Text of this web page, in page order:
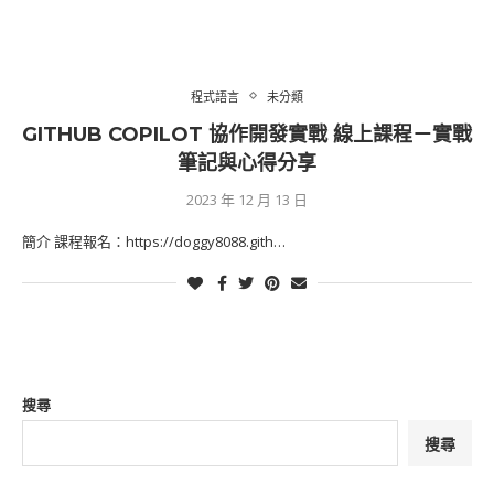
程式語言 未分類
GITHUB COPILOT 協作開發實戰 線上課程－實戰
筆記與心得分享
2023 年 12 月 13 日
簡介 課程報名：https://doggy8088.gith…
搜尋
搜尋